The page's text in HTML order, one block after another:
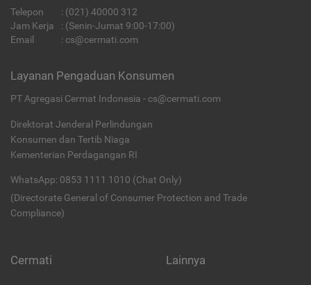
Telepon : (021) 40000 312
Jam Kerja
: (Senin-Jumat 9:00-17:00)
Email
: cs@cermati.com
Layanan Pengaduan Konsumen
PT Agregasi Cermat Indonesia - cs@cermati.com
Direktorat Jenderal Perlindungan
Konsumen dan Tertib Niaga
Kementerian Perdagangan RI
WhatsApp: 0853 1111 1010 (Chat Only)
(Directorate General of Consumer Protection and Trade
Compliance)
Cermati Lainnya